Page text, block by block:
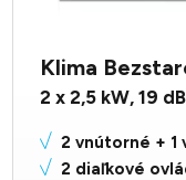
Klima
2 x 2,5 kW,19 dB
2 vnútorné + 1
2 diaľkové